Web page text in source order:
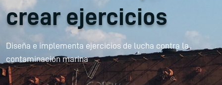
crear ejercicios
Diseña e implementa ejercicios de lucha contra la
contaminación marina